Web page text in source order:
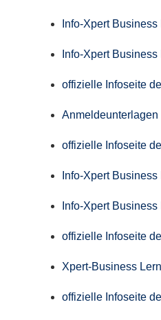
Info-Xpert Business
Info-Xpert Business
offizielle Infoseite
Anmeldeunterlagen
offizielle Infoseite
Info-Xpert Business
Info-Xpert Business
offizielle Infoseite
Xpert-Business
offizielle Infoseite